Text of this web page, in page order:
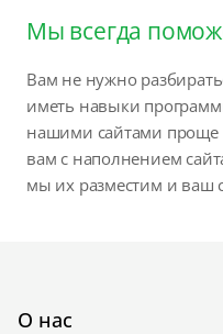
Мы всегда
Вам не нужно
иметь навыки
нашими сайтами проще
вам с наполнением
мы их разместим и ваш
О нас